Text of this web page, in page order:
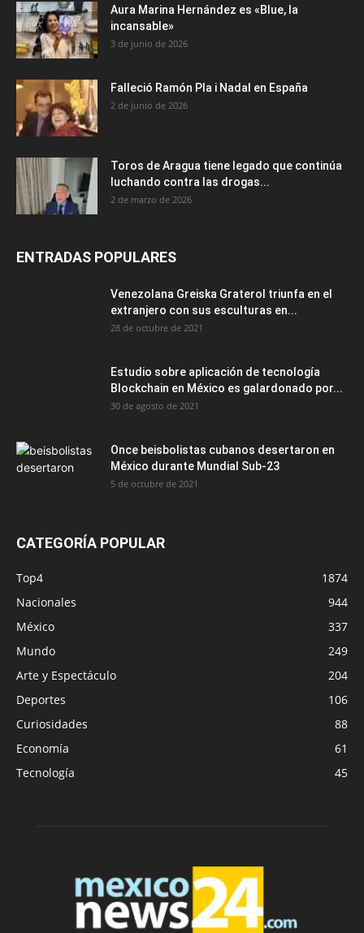
Aura Marina Hernández es «Blue, la
incansable»
3 de junio de 2026
Falleció Ramón Pla i Nadal en España
2 de junio de 2026
Toros de Aragua tiene legado que continúa
luchando contra las drogas...
2 de marzo de 2026
ENTRADAS POPULARES
Venezolana Greiska Graterol triunfa en el
extranjero con sus esculturas en...
28 de octubre de 2021
Estudio sobre aplicación de tecnología
Blockchain en México es galardonado por...
30 de agosto de 2021
Once beisbolistas cubanos desertaron en
México durante Mundial Sub-23
5 de octubre de 2021
CATEGORÍA POPULAR
Top4
1874
Nacionales
944
México
337
Mundo
249
Arte y Espectáculo
204
Deportes
106
Curiosidades
88
Economía
61
Tecnología
45